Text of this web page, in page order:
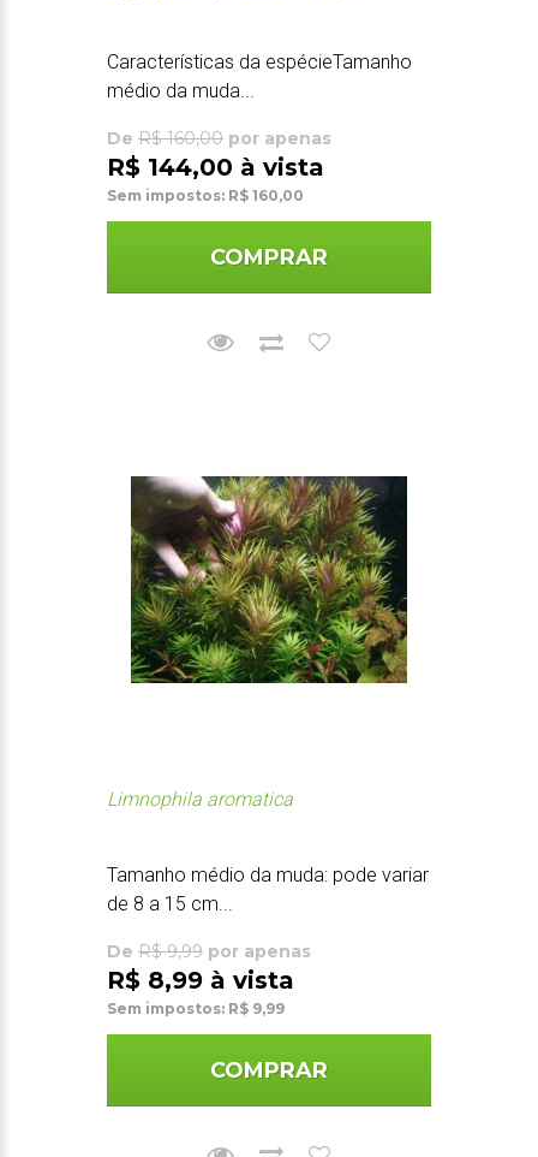
Características da espécieTamanho
médio da muda...
De R$ 160,00 por apenas
R$ 144,00 à vista
Sem impostos: R$ 160,00
COMPRAR
Limnophila aromatica
Tamanho médio da muda: pode variar
de 8 a 15 cm...
De R$ 9,99 por apenas
R$ 8,99 à vista
Sem impostos: R$ 9,99
COMPRAR